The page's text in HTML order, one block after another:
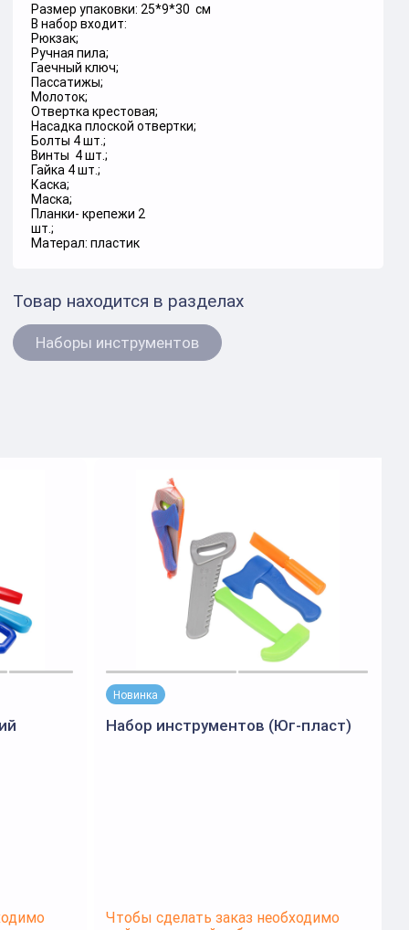
Размер упаковки: 25*9*30 см
В набор входит:
Рюкзак;
Ручная пила;
Гаечный ключ;
Пассатижы;
Молоток;
Отвертка крестовая;
Насадка плоской отвертки;
Болты 4 шт.;
Винты 4 шт.;
Гайка 4 шт.;
Каска;
Маска;
Планки- крепежи 2
шт.;
Матерал: пластик
Товар находится в разделах
Наборы инструментов
Новинка
Набор инструментов (Юг-пласт)
Чтобы сделать заказ необходимо